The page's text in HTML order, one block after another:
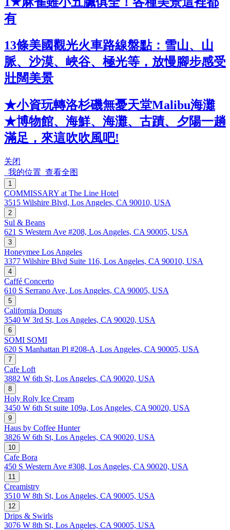
有
13條美國觀光火車路線盤點：雪山、山
脈、沙漠、峽谷、極光等，放慢腳步感受
壯闊美景
★小資玩轉洛杉磯無憂天堂Malibu海灘
★博物館、海鮮、海灘、古蹟、夕陽一趟
滿足，來這吹吹風吧!
关闭
我的位置 查看全图
1
COMMISSARY at The Line Hotel
3515 Wilshire Blvd, Los Angeles, CA 90010, USA
2
Sul & Beans
621 S Western Ave #208, Los Angeles, CA 90005, USA
3
Honeymee Los Angeles
3377 Wilshire Blvd Suite 116, Los Angeles, CA 90010, USA
4
Caffé Concerto
610 S Serrano Ave, Los Angeles, CA 90005, USA
5
California Donuts
3540 W 3rd St, Los Angeles, CA 90020, USA
6
SOMI SOMI
620 S Manhattan Pl #208-A, Los Angeles, CA 90005, USA
7
Cafe Loft
3882 W 6th St, Los Angeles, CA 90020, USA
8
Holy Roly Ice Cream
3450 W 6th St suite 109a, Los Angeles, CA 90020, USA
9
Haus by Coffee Hunter
3826 W 6th St, Los Angeles, CA 90020, USA
10
Cafe Bora
450 S Western Ave #308, Los Angeles, CA 90020, USA
11
Creamistry
3510 W 8th St, Los Angeles, CA 90005, USA
12
Drips & Swirls
3076 W 8th St, Los Angeles, CA 90005, USA